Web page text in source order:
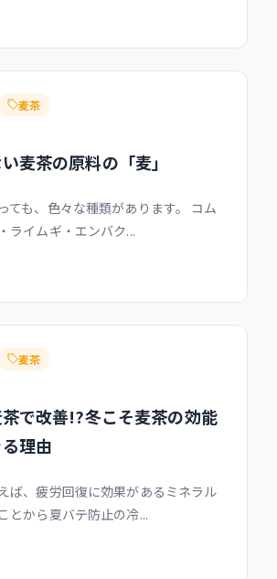
麦茶
麦茶の原料の「麦」
ても、色々な種類があります。 コム
ライムギ・エンバク...
麦茶
で改善!?冬こそ麦茶の効能
理由
ば、疲労回復に効果があるミネラル
とから夏バテ防止の冷...